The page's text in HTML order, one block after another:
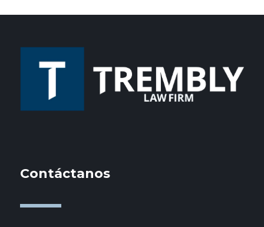
Contáctanos